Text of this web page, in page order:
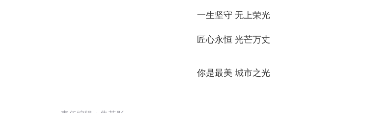
一生坚守 无上荣光
匠心永恒 光芒万丈
你是最美 城市之光